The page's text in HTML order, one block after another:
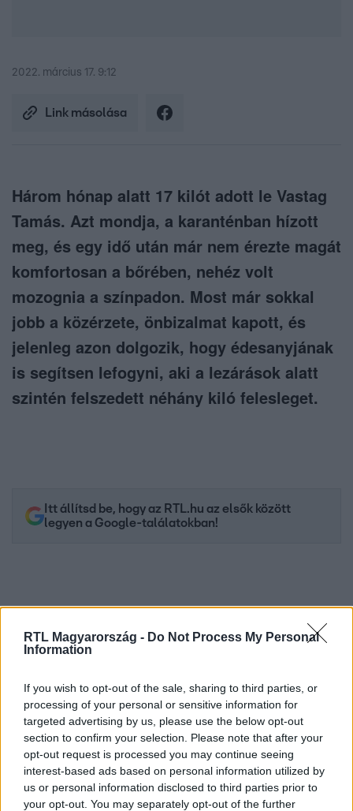
RTL Magyarország - Do Not Process My Personal
Information
If you wish to opt-out of the sale, sharing to third parties, or
processing of your personal or sensitive information for
targeted advertising by us, please use the below opt-out
section to confirm your selection. Please note that after your
opt-out request is processed you may continue seeing
interest-based ads based on personal information utilized by
us or personal information disclosed to third parties prior to
your opt-out. You may separately opt-out of the further
2022. március 17. 9:12
Link másolása
Három hónap alatt 17 kilót adott le Vastag
Tamás. Azt mondja, a karanténban hízott
meg, és egy idő után már nem érezte magát
komfortosan a bőrében, nehéz volt
mozognia a színpadon. Most már sokkal
jobb a közérzete, önbizalmat kapott, és
jelenleg azon dolgozik, hogy édesanyjának
is segítsen lefogyni, aki a lezárások alatt
szintén felszedett néhány kiló felesleget.
Itt állítsd be, hogy az RTL.hu az elsők között
legyen a Google-találatokban!
Kövess minket, és értesülj a friss hírekről a
Facebookon is!
Követem